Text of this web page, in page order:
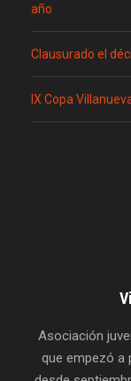
año
Clausurado el
IX Copa
Asociación
que empezó a